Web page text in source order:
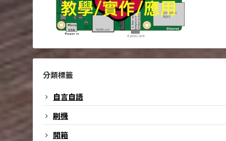
分類標籤
自言自語
刷機
開箱